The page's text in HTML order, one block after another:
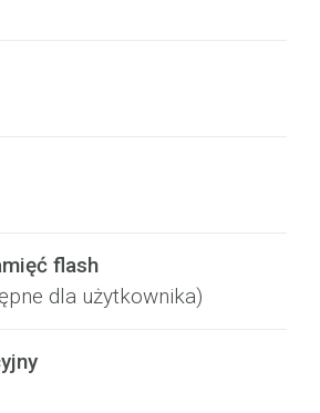
flash
dla użytkownika)